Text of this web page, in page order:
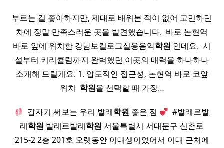
부르는 걸 좋아하지만, 제대로 배워본 적이 없어 고민하던
차에 정말 만족스러운 곳을 발견했습니다. ​ 바로 논현역
바로 앞에 위치한 강남보컬로그실용음악학원 인데요. ​ 시
설부터 커리큘럼까지 완벽했던 이곳의 매력을 하나하나
소개해 드릴게요. 1. 압도적인 접근성, 논현역 바로 코앞
위치 ​ 학원을 선택할 때 가장…
​ 갑자기 써보는 우리 발레학원 좋은 점
​ #발레르발
레학원 발레르발레학원 서울특별시 서대문구 신촌로
215-2 2층 201호 오랫동안 이대생이었어서 이대 근처에